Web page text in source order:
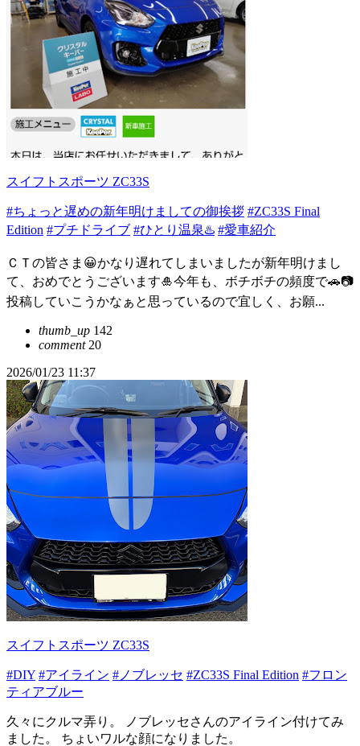
スイフトスポーツ ZC33S
#ちょっと遅めの新年明けましての御挨拶 #ZC33S Final
Edition #プチドライブ #ひとり温泉♨️ #愛車紹介
ＣＴの皆さま😀かなり遅れてしまいましたが新年明けまし
て、おめでとうございます🎍今年も、ボチボチの頻度で🚗📷
投稿していこうかなぁと思っているので宜しく、お願...
thumb_up 142
comment20
2026/01/23 11:37
スイフトスポーツ ZC33S
#DIY #アイライン #ノブレッセ #ZC33S Final Edition #フロン
ティアブルー
久々にクルマ弄り。 ノブレッセさんのアイライン付けてみ
ました。 ちょいワルな顔になりました。